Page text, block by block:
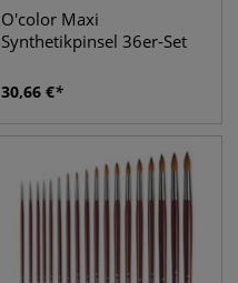
O'color Maxi
Synthetikpinsel 36er-Set
30,66 €